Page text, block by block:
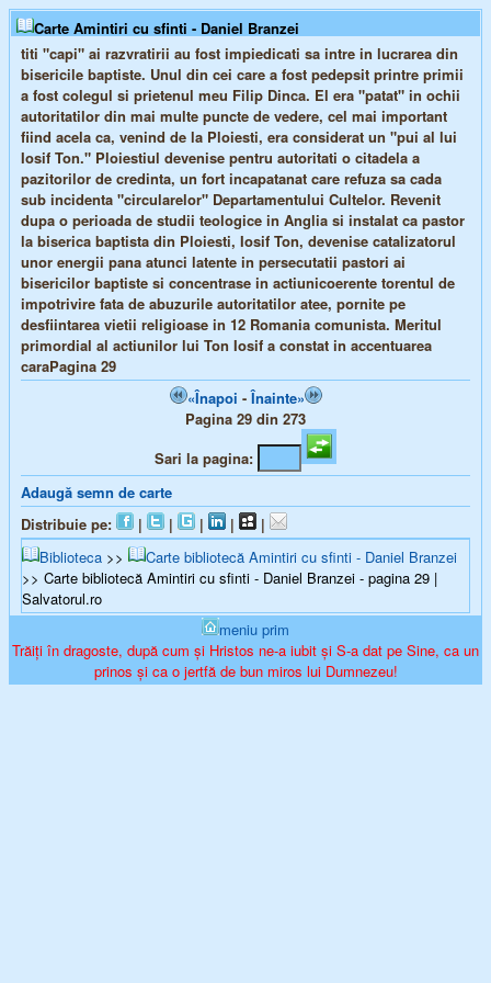
Carte Amintiri cu sfinti - Daniel Branzei
titi "capi" ai razvratirii au fost impiedicati sa intre in lucrarea din
bisericile baptiste. Unul din cei care a fost pedepsit printre primii
a fost colegul si prietenul meu Filip Dinca. El era "patat" in ochii
autoritatilor din mai multe puncte de vedere, cel mai important
fiind acela ca, venind de la Ploiesti, era considerat un "pui al lui
Iosif Ton." Ploiestiul devenise pentru autoritati o citadela a
pazitorilor de credinta, un fort incapatanat care refuza sa cada
sub incidenta "circularelor" Departamentului Cultelor. Revenit
dupa o perioada de studii teologice in Anglia si instalat ca pastor
la biserica baptista din Ploiesti, Iosif Ton, devenise catalizatorul
unor energii pana atunci latente in persecutatii pastori ai
bisericilor baptiste si concentrase in actiunicoerente torentul de
impotrivire fata de abuzurile autoritatilor atee, pornite pe
desfiintarea vietii religioase in 12 Romania comunista. Meritul
primordial al actiunilor lui Ton Iosif a constat in accentuarea
caraPagina 29
«Înapoi -Înainte»
Pagina 29 din 273
Sari la pagina:
Adaugă semn de carte
Distribuie pe:
| | | |
|
Biblioteca >>
Carte bibliotecă Amintiri cu sfinti - Daniel Branzei
>> Carte bibliotecă Amintiri cu sfinti - Daniel Branzei - pagina 29 |
Salvatorul.ro
meniu prim
Trăiți în dragoste, după cum și Hristos ne-a iubit și S-a dat pe Sine, ca un
prinos și ca o jertfă de bun miros lui Dumnezeu!